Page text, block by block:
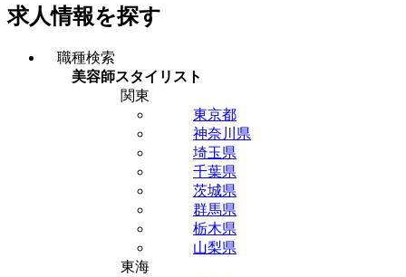
求人情報を探す
職種検索
美容師スタイリスト
関東
東京都
神奈川県
埼玉県
千葉県
茨城県
群馬県
栃木県
山梨県
東海